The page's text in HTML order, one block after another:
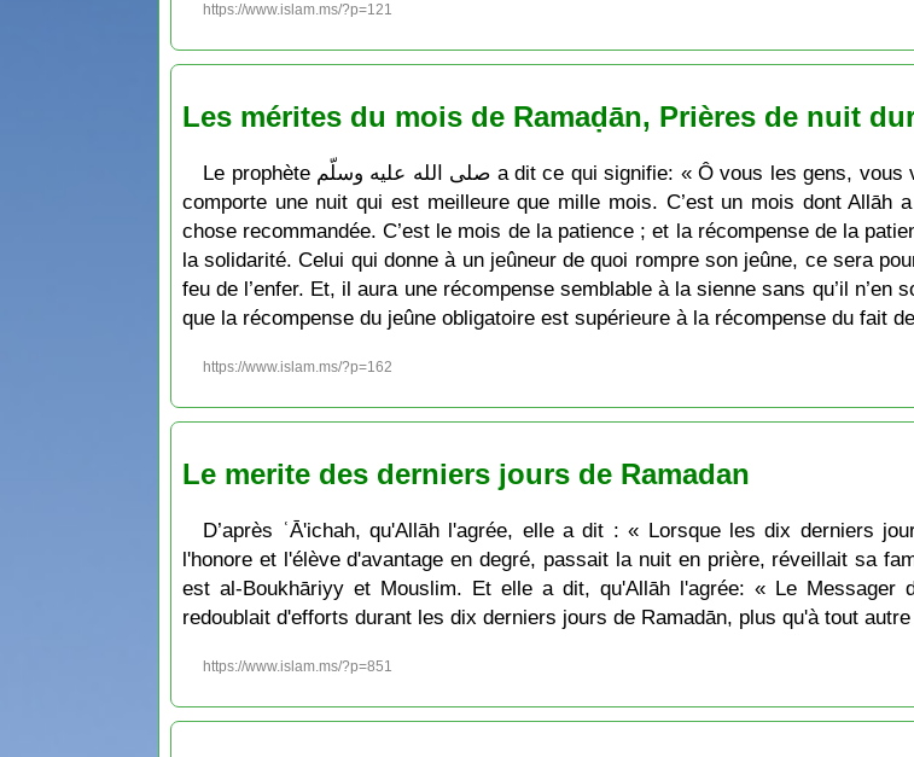
https://www.islam.ms/?p=121
Les mérites du mois de Ramaḍān, Prières de nuit
Le prophète صلى الله عليه وسلّم a dit ce qui signifie: « Ô vous les gens, vous voici proches d’un mois éminent et béni. C’est un mois qui
comporte une nuit qui est meilleure que mille mois. C’est un mois dont
chose recommandée. C’est le mois de la patience ; et la récompense de la
la solidarité. Celui qui donne à un jeûneur de quoi rompre son jeûne, ce sera
feu de l’enfer. Et, il aura une récompense semblable à la sienne sans qu’il
que la récompense du jeûne obligatoire est supérieure à la récompense du fait
https://www.islam.ms/?p=162
Le merite des derniers jours de Ramadan
D’après ʿĀ'ichah, qu'Allāh l'agrée, elle a dit : « Lorsque les dix derniers
l'honore et l'élève d'avantage en degré, passait la nuit en prière, réveillait sa
est al-Boukhāriyy et Mouslim. Et elle a dit, qu'Allāh l'agrée: « Le Messager
redoublait d'efforts durant les dix derniers jours de Ramadān, plus qu'à tout
https://www.islam.ms/?p=851